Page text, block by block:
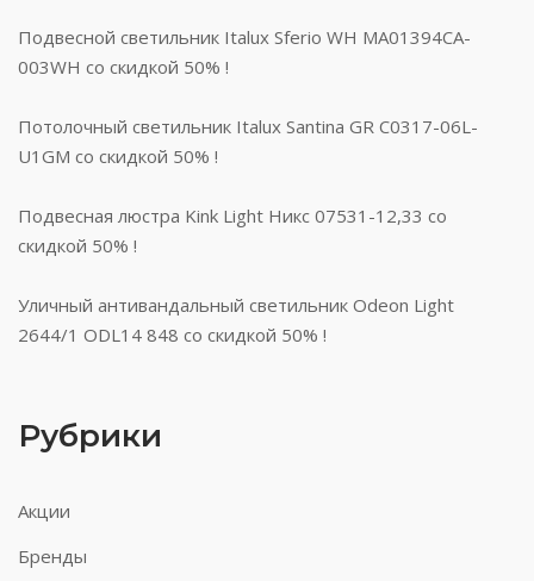
Подвесной светильник Italux Sferio WH MA01394CA-
003WH со скидкой 50% !
Потолочный светильник Italux Santina GR C0317-06L-
U1GM со скидкой 50% !
Подвесная люстра Kink Light Никс 07531-12,33 со
скидкой 50% !
Уличный антивандальный светильник Odeon Light
2644/1 ODL14 848 со скидкой 50% !
Рубрики
Акции
Бренды